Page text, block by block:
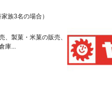
族3名の場合）
、製菓・米菓の販売、
庫...